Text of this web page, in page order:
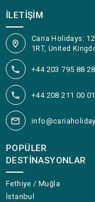
İLETIŞIM
Caria Holidays:
1RT, United
+44 203 795 88 28
+44 208 211 00 01
POPÜLER
DESTINASYONLAR
Fethiye / Muğla
İstanbul